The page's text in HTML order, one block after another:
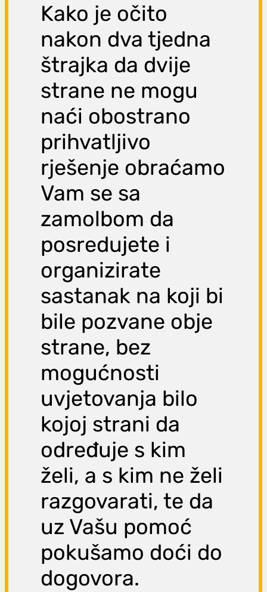
Kako je očito
nakon dva tjedna
štrajka da dvije
strane ne mogu
naći obostrano
prihvatljivo
rješenje obraćamo
Vam se sa
zamolbom da
posredujete i
organizirate
sastanak na koji bi
bile pozvane obje
strane, bez
mogućnosti
uvjetovanja bilo
kojoj strani da
određuje s kim
želi, a s kim ne želi
razgovarati, te da
uz Vašu pomoć
pokušamo doći do
dogovora.